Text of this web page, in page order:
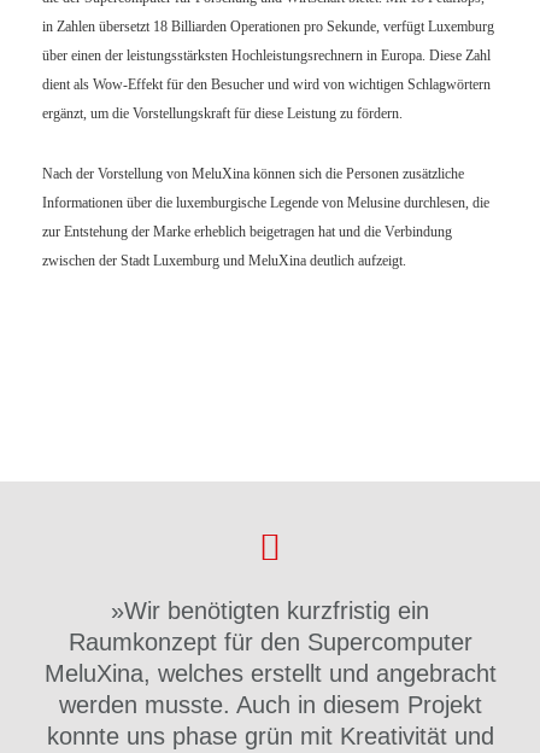
in Zahlen übersetzt 18 Billiarden Operationen pro Sekunde, verfügt Luxemburg
über einen der leistungsstärksten Hochleistungsrechnern in Europa. Diese Zahl
dient als Wow-Effekt für den Besucher und wird von wichtigen Schlagwörtern
ergänzt, um die Vorstellungskraft für diese Leistung zu fördern.
Nach der Vorstellung von MeluXina können sich die Personen zusätzliche
Informationen über die luxemburgische Legende von Melusine durchlesen, die
zur Entstehung der Marke erheblich beigetragen hat und die Verbindung
zwischen der Stadt Luxemburg und MeluXina deutlich aufzeigt.
»Wir benötigten kurzfristig ein
Raumkonzept für den Supercomputer
MeluXina, welches erstellt und angebracht
werden musste. Auch in diesem Projekt
konnte uns phase grün mit Kreativität und